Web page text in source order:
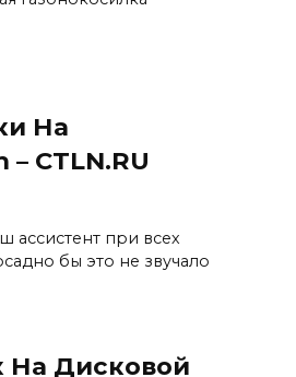
На
CTLN.RU
ассистент при всех
бы это не звучало
На Дисковой